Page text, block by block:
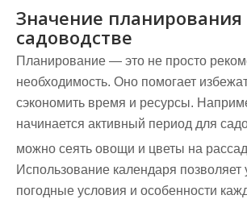
Значение планирования
садоводстве
Планирование — это не просто
необходимость. Оно помогает
сэкономить время и ресурсы.
начинается активный период для
можно сеять овощи и цветы на
Использование календаря позволяет
погодные условия и особенности